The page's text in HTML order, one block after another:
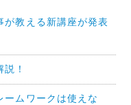
が教える新講座が発表
！
ームワークは使えな